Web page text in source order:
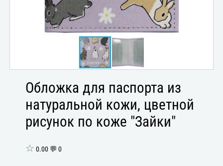
Обложка для паспорта из
натуральной кожи, цветной
рисунок по коже "Зайки"
☆ 0.00 💬 0